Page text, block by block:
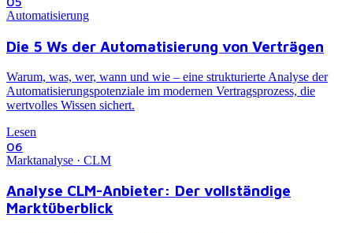
Automatisierung
Die 5 Ws der Automatisierung von Verträgen
Warum, was, wer, wann und wie – eine strukturierte Analyse der
Automatisierungspotenziale im modernen Vertragsprozess, die
wertvolles Wissen sichert.
Lesen
06
Marktanalyse · CLM
Analyse CLM-Anbieter: Der vollständige
Marktüberblick